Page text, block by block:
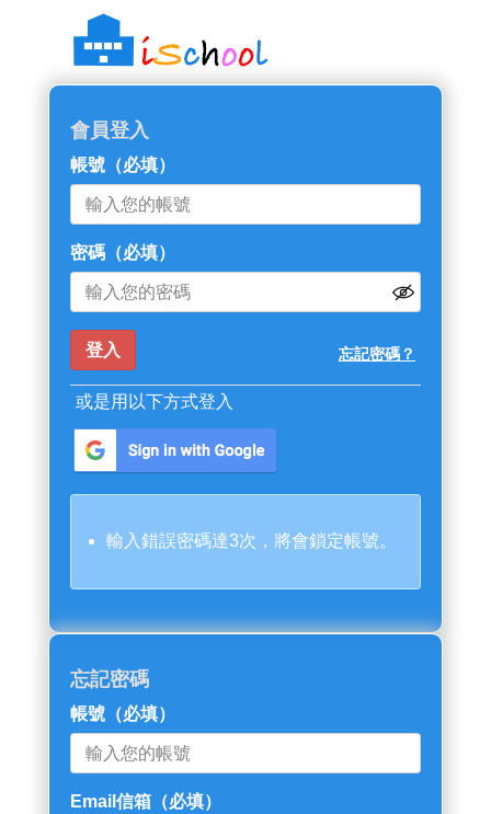
::: 跳過主導覽區塊
會員登入
帳號 （必填）
密碼 （必填）
忘記密碼？
或是用以下方式登入
輸入錯誤密碼達3次，將會鎖定帳號。
忘記密碼
帳號 （必填）
Email信箱 （必填）